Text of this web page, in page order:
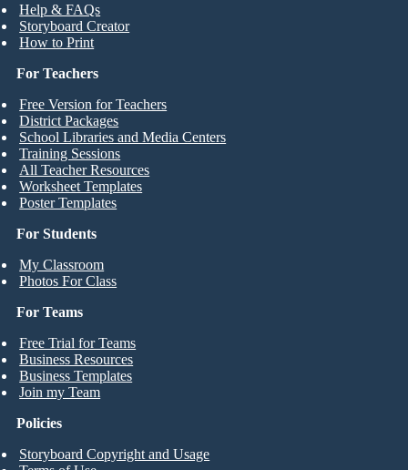
Help & FAQs
Storyboard Creator
How to Print
For Students
My Classroom
Photos For Class
For Teachers
Free Version for Teachers
District Packages
School Libraries and Media Centers
Training Sessions
All Teacher Resources
Worksheet Templates
Poster Templates
For Teams
Free Trial for Teams
Business Resources
Business Templates
Join my Team
Policies
Storyboard Copyright and Usage